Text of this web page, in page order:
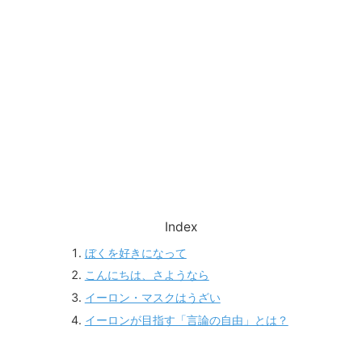
Index
ぼくを好きになって
こんにちは、さようなら
イーロン・マスクはうざい
イーロンが目指す「言論の自由」とは？